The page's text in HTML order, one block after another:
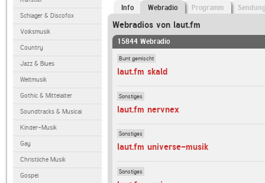
Schlager & Discofox
Volksmusik
Country
Jazz & Blues
Weltmusik
Gothic & Mittelalter
Soundtracks & Musical
Kinder-Musik
Gay
Christliche Musik
Gospel
Info Webradio Programm
Webradios von laut.fm
15844 Webradio
Bunt gemischt
laut.fm skald
Sonstiges
laut.fm nervnex
Sonstiges
laut.fm universe-musik
Sonstiges